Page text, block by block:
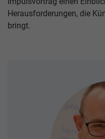
Herausforderungen, die
bringt.